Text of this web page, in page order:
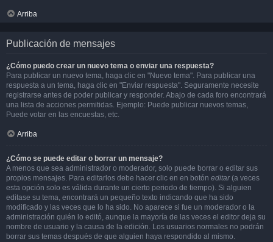
Arriba
Publicación de mensajes
¿Cómo puedo crear un nuevo tema o enviar una respuesta?
Para publicar un nuevo tema, haga clic en "Nuevo tema". Para publicar una
respuesta a un tema, haga clic en "Enviar respuesta". Seguramente necesite
registrarse antes de poder publicar y responder. Abajo de cada foro encontrará
una lista de acciones permitidas. Ejemplo: Puede publicar nuevos temas,
Puede votar en las encuestas, etc.
Arriba
¿Cómo se puede editar o borrar un mensaje?
A menos que sea administrador o moderador, solo puede borrar o editar sus
propios mensajes. Para editarlos debe hacer clic en en botón editar(a veces
esta opción solo es válida durante un cierto periodo de tiempo). Si alguien
editase su tema, encontrará un pequeño texto indicando que ha sido
modificado y las veces que lo ha sido. No aparece si fue un moderador o la
administración quién lo editó, aunque la mayoría de las veces el editor deja su
nombre de usuario y la causa de la edición. Los usuarios normales no podrán
borrar sus temas después de que alguien haya respondido al mismo.